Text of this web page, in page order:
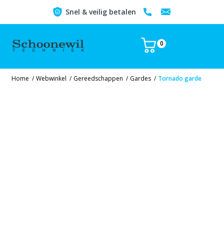
Snel & veilig betalen
0
Home / Webwinkel / Gereedschappen / Gardes / Tornado garde